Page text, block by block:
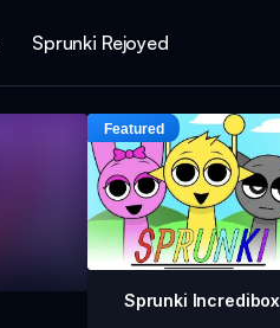
Sprunki Rejoyed
Sprunki Incredibox